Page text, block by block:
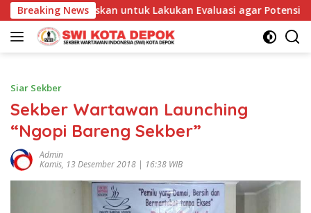
Langsung
ke
konten
Breaking News
Tegaskan untuk Lakukan Evaluasi agar Potensi
Siar Sekber
Sekber Wartawan Launching
“Ngopi Bareng Sekber”
Admin
Kamis, 13 Desember 2018 | 16:38 WIB